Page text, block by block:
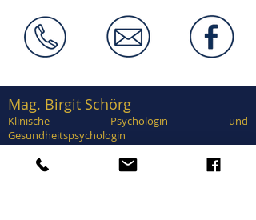
Mag. Birgit Schörg
Klinische Psychologin und
Gesundheitspsychologin
Supervisorin, EuroPsy zertifiziert
Zertifiziert in Traumatherapie, EMDR,